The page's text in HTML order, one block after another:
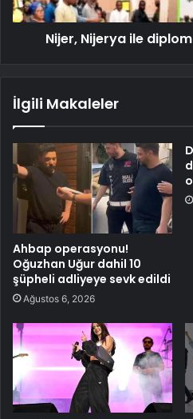
Nijer, Nijerya ile
İlgili Makaleler
Ahbap operasyonu!
Oğuzhan Uğur dahil 10
şüpheli adliyeye sevk edildi
Ağustos 6, 2026